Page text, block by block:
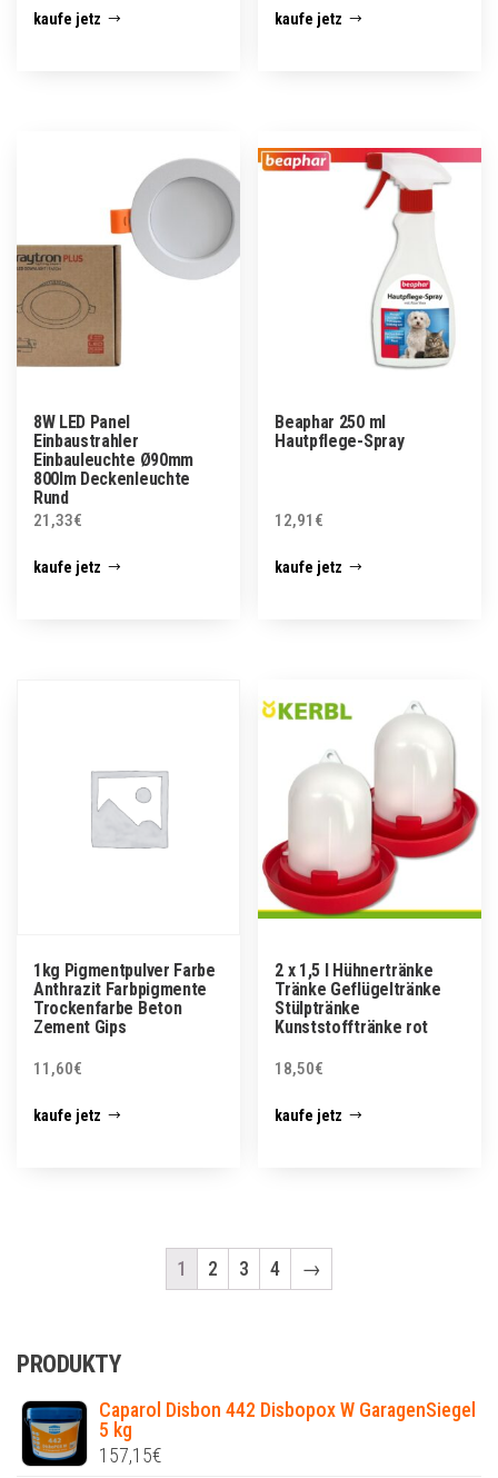
kaufe jetz kaufe jetz
8W LED Panel
Einbaustrahler
Einbauleuchte Ø90mm
800lm Deckenleuchte
Rund
21,33€
kaufe jetz
Beaphar 250 ml
Hautpflege-Spray
12,91 €
kaufe jetz
1kg Pigmentpulver Farbe
Anthrazit Farbpigmente
Trockenfarbe Beton
Zement Gips
11,60€
kaufe jetz
2 x 1,5 l Hühnertränke
Tränke Geflügeltränke
Stülptränke
Kunststofftränke rot
18,50€
kaufe jetz
1 2 3 4 →
PRODUKTY
Caparol Disbon 442 Disbopox W GaragenSiegel
5 kg
157,15€